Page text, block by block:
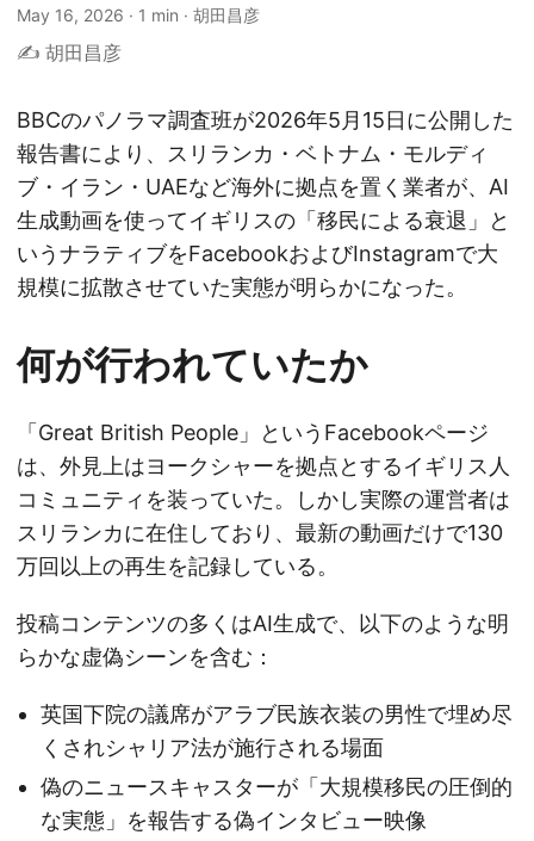
May 16, 2026 · 1 min · 胡田昌彦
✍️ 胡田昌彦
BBCのパノラマ調査班が2026年5月15日に公開した
報告書により、スリランカ・ベトナム・モルディ
ブ・イラン・UAEなど海外に拠点を置く業者が、AI
生成動画を使ってイギリスの「移民による衰退」と
いうナラティブをFacebookおよびInstagramで大
規模に拡散させていた実態が明らかになった。
何が行われていたか
「Great British People」というFacebookページ
は、外見上はヨークシャーを拠点とするイギリス人
コミュニティを装っていた。しかし実際の運営者は
スリランカに在住しており、最新の動画だけで130
万回以上の再生を記録している。
投稿コンテンツの多くはAI生成で、以下のような明
らかな虚偽シーンを含む：
英国下院の議席がアラブ民族衣装の男性で埋め尽
くされシャリア法が施行される場面
偽のニュースキャスターが「大規模移民の圧倒的
な実態」を報告する偽インタビュー映像